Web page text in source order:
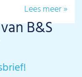
Lees meer »
B&S